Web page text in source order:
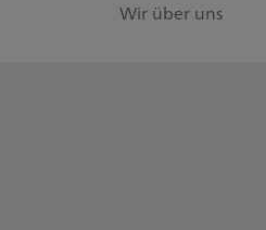
Wir über uns